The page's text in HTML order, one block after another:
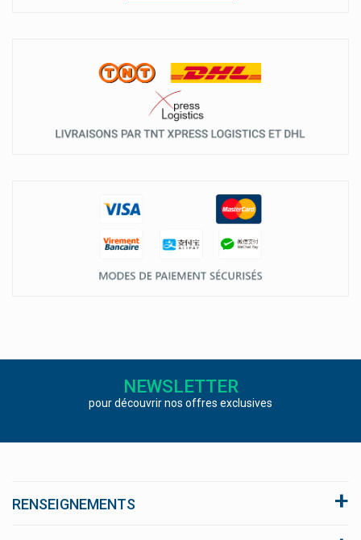
NEWSLETTER
pour découvrir nos offres exclusives
RENSEIGNEMENTS